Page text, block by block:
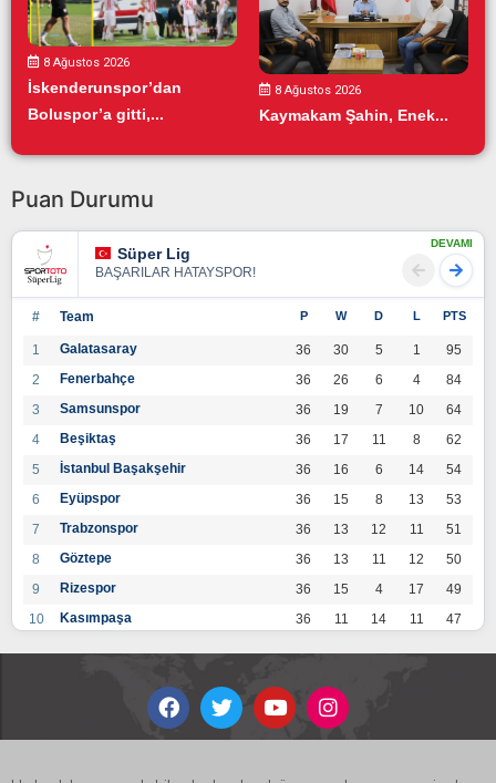
8 Ağustos 2026
İskenderunspor’dan
Boluspor’a gitti,...
8 Ağustos 2026
Kaymakam Şahin, Enek...
Puan Durumu
Süper Lig
BAŞARILAR HATAYSPOR!
DEVAMI
# Team P W D L PTS
1 Galatasaray 36 30 5 1
95
2
Fenerbahçe 36 26 6 4
84
3
Samsunspor 36 19 7 10
64
4
Beşiktaş 36 17 11 8
62
5
İstanbul Başakşehir 36 16 6 14
54
6
Eyüpspor 36 15 8 13
53
7
Trabzonspor 36 13 12 11
51
8
Göztepe 36 13 11 12
50
9
Rizespor 36 15 4 17
49
10
Kasımpaşa 36 11 14 11
47
36 12
14
Kayserispor 36 11 12 13
45